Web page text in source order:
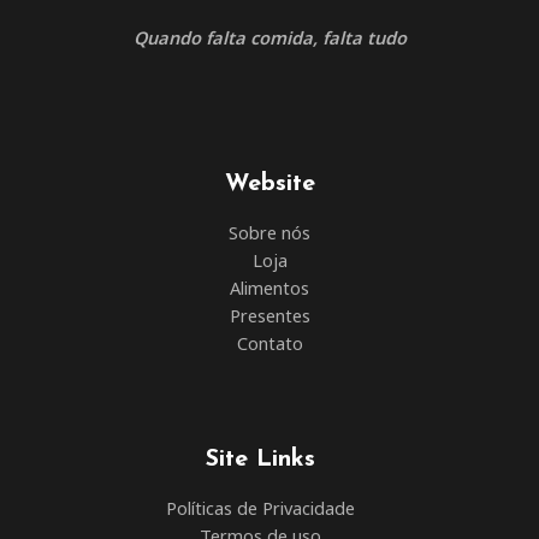
Quando falta comida, falta tudo
Website
Sobre nós
Loja
Alimentos
Presentes
Contato
Site Links
Políticas de Privacidade